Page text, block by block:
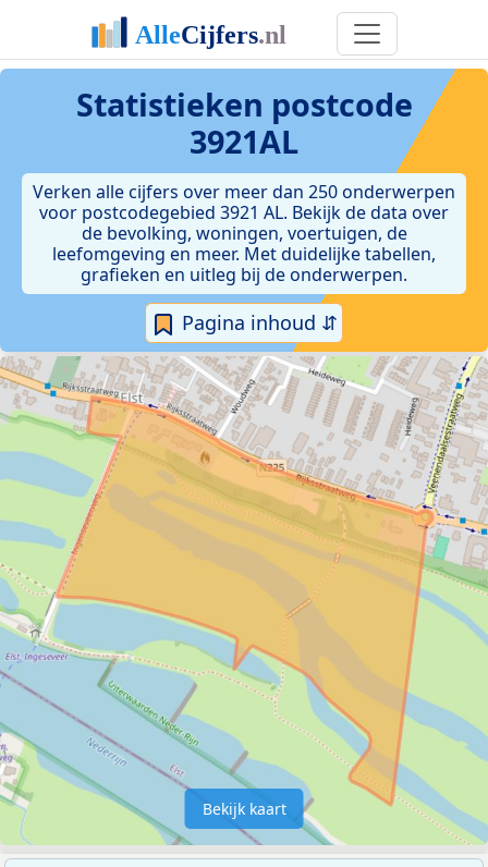
Statistieken postcode
3921AL
Verken alle cijfers over meer dan 250 onderwerpen
voor postcodegebied 3921 AL. Bekijk de data over
de bevolking, woningen, voertuigen, de
leefomgeving en meer. Met duidelijke tabellen,
grafieken en uitleg bij de onderwerpen.
Pagina inhoud ⇵
Bekijk kaart